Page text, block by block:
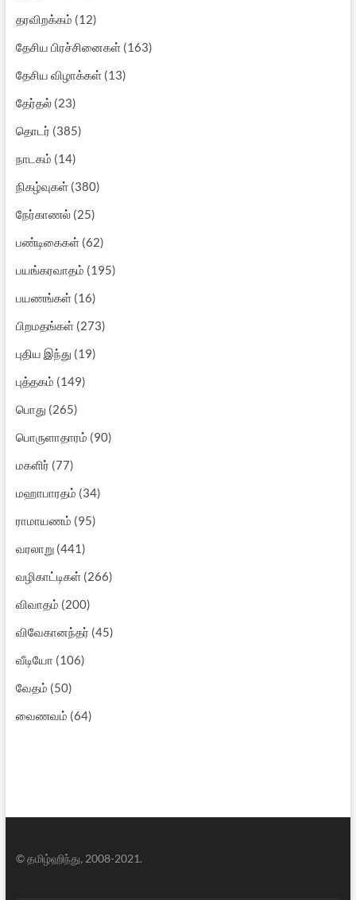
தரவிறக்கம் (12)
தேசிய பிரச்சினைகள்(163)
தேசிய விழாக்கள்(13)
தேர்தல்(23)
தொடர் (385)
நாடகம் (14)
நிகழ்வுகள்(380)
நேர்காணல்(25)
பண்டிகைகள்(62)
பயங்கரவாதம் (195)
பயணங்கள்(16)
பிறமதங்கள்(273)
புதிய இந்து (19)
புத்தகம் (149)
பொது (265)
பொருளாதாரம் (90)
மகளிர் (77)
மஹாபாரதம் (34)
ராமாயணம் (95)
வரலாறு(441)
வழிகாட்டிகள்(266)
விவாதம் (200)
விவேகானந்தர் (45)
வீடியோ (106)
வேதம் (50)
வைணவம் (64)
© தமிழ்ஹிந்து, 2008-2021.